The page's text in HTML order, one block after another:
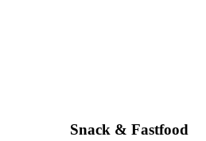
Snack & Fastfood